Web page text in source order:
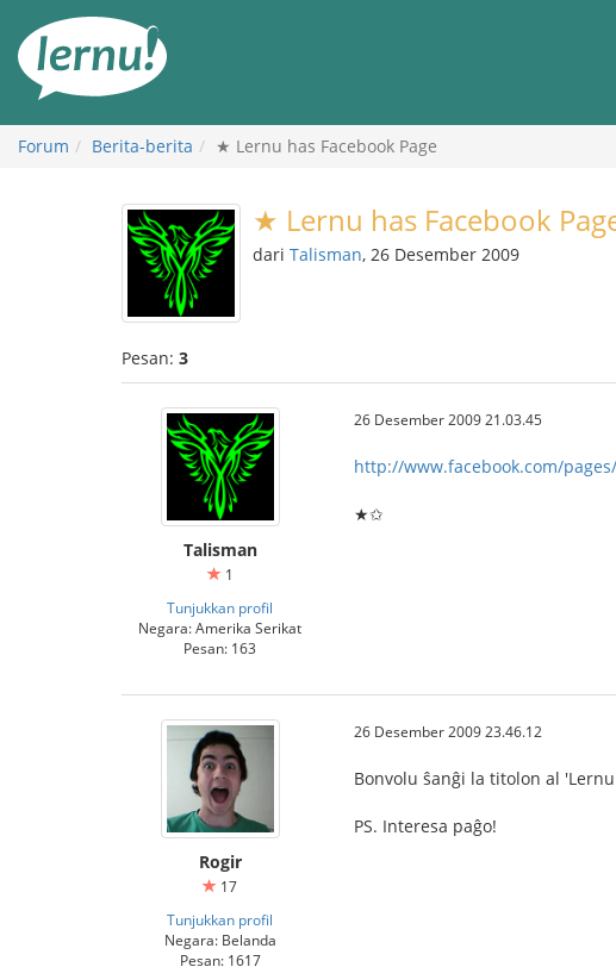
daftar
Forum Berita-berita ★ Lernu has Facebook Page
★ Lernu has Facebook
dari Talisman, 26 Desember 2009
Pesan: 3
Talisman
1
Tunjukkan profil
Negara: Amerika Serikat
Pesan: 163
26 Desember 2009 21.03.45
http://www.facebook.com/
★✩
Rogir
17
Tunjukkan profil
Negara: Belanda
Pesan: 1617
26 Desember 2009 23.46.12
Bonvolu ŝanĝi la titolon al
PS. Interesa paĝo!